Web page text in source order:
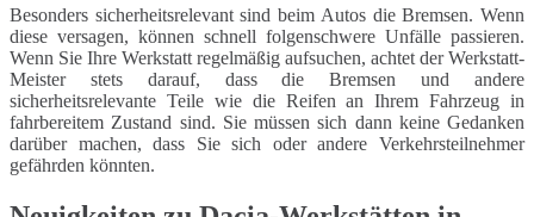
Besonders sicherheitsrelevant sind beim Autos die Bremsen. Wenn
diese versagen, können schnell folgenschwere Unfälle passieren.
Wenn Sie Ihre Werkstatt regelmäßig aufsuchen, achtet der Werkstatt-
Meister stets darauf, dass die Bremsen und andere
sicherheitsrelevante Teile wie die Reifen an Ihrem Fahrzeug in
fahrbereitem Zustand sind. Sie müssen sich dann keine Gedanken
darüber machen, dass Sie sich oder andere Verkehrsteilnehmer
gefährden könnten.